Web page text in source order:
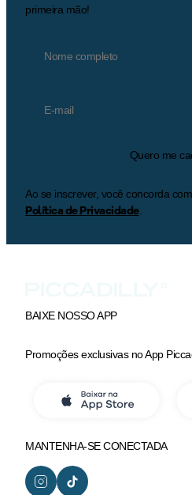
primeira mão!
Quero me
Ao se inscrever, você concorda
Política de Privacidade.
BAIXE NOSSO APP
Promoções exclusivas no App
MANTENHA-SE CONECTADA